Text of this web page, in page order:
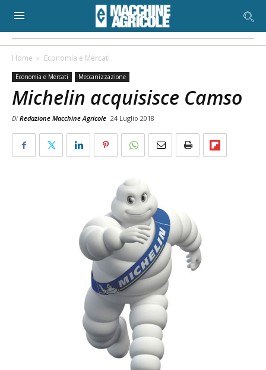
Home Economia e Mercati
Economia e Mercati Meccanizzazione
Michelin acquisisce Camso
Di Redazione Macchine Agricole 24 Luglio 2018